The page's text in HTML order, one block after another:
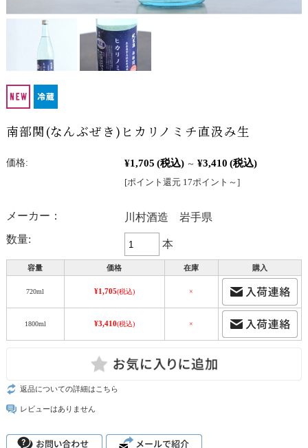
南部関(なんぶぜき)ヒカリノミチ直汲み生
価格: ¥1,705 (税込) ～ ¥3,410 (税込)
[ポイント還元 17ポイント～]
メーカー：
川村酒造 岩手県
数量:
本
容量 価格 在庫 購入
720ml ¥1,705(税込) ×
1800ml ¥3,410(税込) ×
返品についての詳細はこちら
レビューはありません